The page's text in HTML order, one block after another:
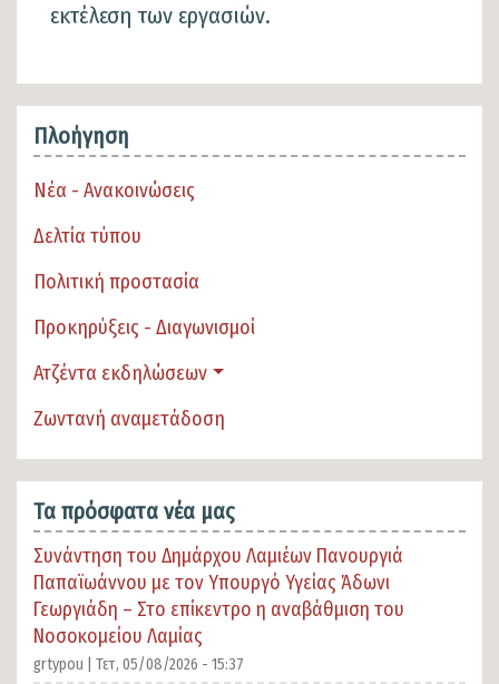
εκτέλεση των εργασιών.
Πλοήγηση
Νέα - Ανακοινώσεις
Δελτία τύπου
Πολιτική προστασία
Προκηρύξεις - Διαγωνισμοί
Ατζέντα εκδηλώσεων
Ζωντανή αναμετάδοση
Τα πρόσφατα νέα μας
Συνάντηση του Δημάρχου Λαμιέων Πανουργιά
Παπαϊωάννου με τον Υπουργό Υγείας Άδωνι
Γεωργιάδη – Στο επίκεντρο η αναβάθμιση του
Νοσοκομείου Λαμίας
grtypou | Τετ, 05/08/2026 - 15:37